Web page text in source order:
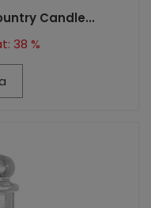
Candle...
38 %